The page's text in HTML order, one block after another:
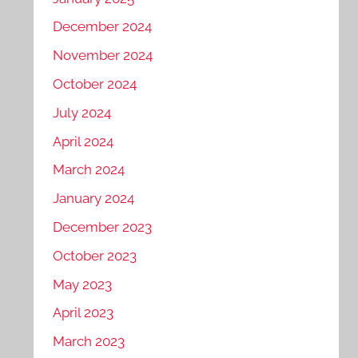
December 2024
November 2024
October 2024
July 2024
April 2024
March 2024
January 2024
December 2023
October 2023
May 2023
April 2023
March 2023